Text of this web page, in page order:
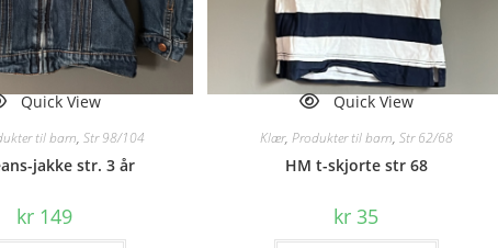
Quick View
til barn, Str 98/104
jakke str. 3 år
kr149
Quick View
Klær, Produkter til barn, Str 62/68
HM t-skjorte str 68
kr 35